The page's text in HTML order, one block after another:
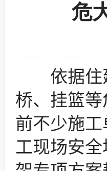
危
依据住建
桥、挂篮
前不少施
工现场安